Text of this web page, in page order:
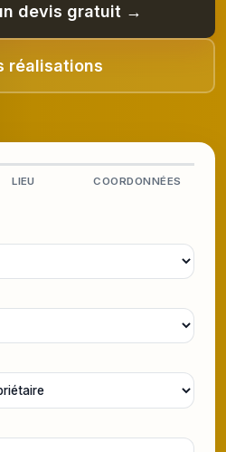
devis gratuit →
réalisations
LIEU COORDONNÉES